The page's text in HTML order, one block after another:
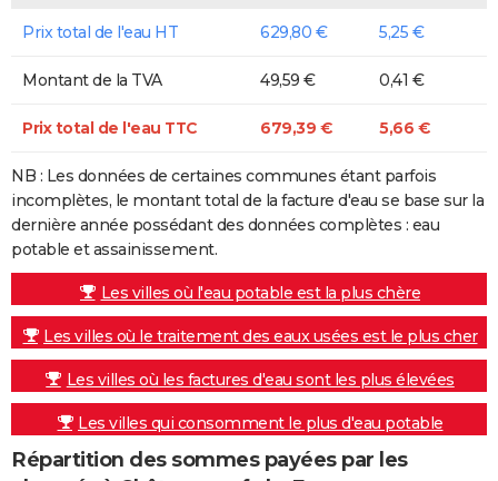
Prix total de l'eau HT 629,80 € 5,25 €
Montant de la TVA 49,59 € 0,41 €
Prix total de l'eau TTC 679,39 € 5,66 €
NB : Les données de certaines communes étant parfois
incomplètes, le montant total de la facture d'eau se base sur la
dernière année possédant des données complètes : eau
potable et assainissement.
Les villes où l'eau potable est la plus chère
Les villes où le traitement des eaux usées est le plus cher
Les villes où les factures d'eau sont les plus élevées
Les villes qui consomment le plus d'eau potable
Répartition des sommes payées par les